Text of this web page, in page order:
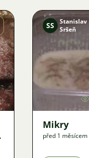
SS
Stanislav
Sršeň
Mikry
před 1 měsícem